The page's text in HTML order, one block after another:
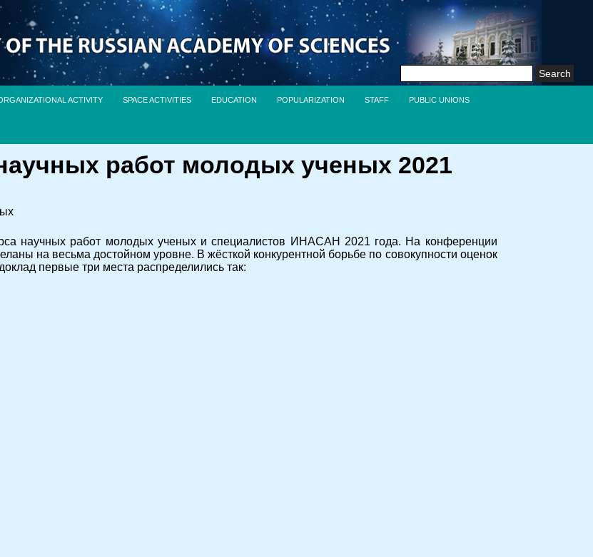
Search
ACTIVITY SPACE ACTIVITIES EDUCATION POPULARIZATION STAFF PUBLIC UNIONS
работ молодых ученых 2021
научных работ молодых ученых и специалистов ИНАСАН 2021 года. На конференции
на весьма достойном уровне. В жёсткой конкурентной борьбе по совокупности оценок
первые три места распределились так: